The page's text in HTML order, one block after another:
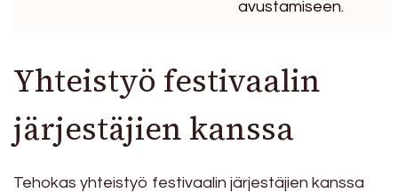
avustamiseen.
Yhteistyö festivaalin
järjestäjien kanssa
Tehokas yhteistyö festivaalin järjestäjien kanssa